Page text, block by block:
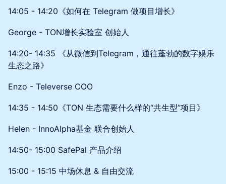
14:05 - 14:20《如何在 Telegram 做项目增长》
​George - TON增长实验室 创始人
​14:20- 14:35 《从微信到Telegram，通往蓬勃的数字娱乐
生态之路》
Enzo - Televerse COO
14:35 - 14:50《TON 生态需要什么样的“共生型”项目》
​Helen - InnoAlpha基金 联合创始人
​14:50- 15:00 SafePal 产品介绍
15:00 - 15:15 中场休息 & 自由交流